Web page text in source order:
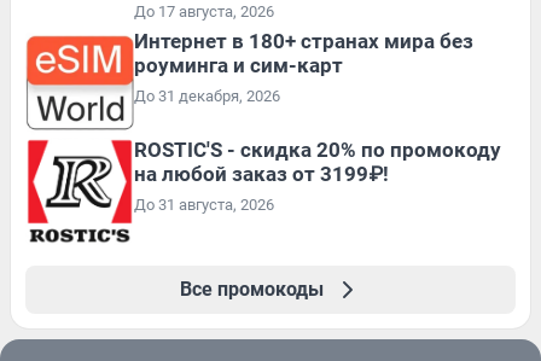
До 17 августа, 2026
Интернет в 180+ странах мира без
роуминга и сим-карт
До 31 декабря, 2026
ROSTIC'S - скидка 20% по промокоду
на любой заказ от 3199₽!
До 31 августа, 2026
Все промокоды